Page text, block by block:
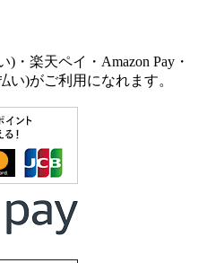
・楽天ペイ・Amazon Pay・
い)がご利用になれます。